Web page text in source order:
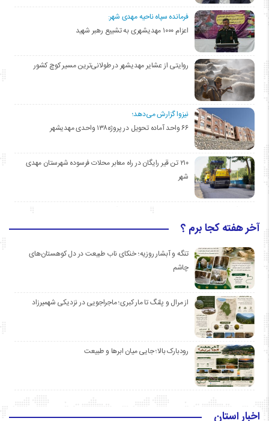
فرمانده سپاه ناحیه مهدی شهر:
اعزام ۱۰۰۰ مهدیشهری به تشییع رهبر شهید
روایتی از عشایر مهدیشهر در طولانی‌ترین مسیر کوچ کشور
نیزوا گزارش می‌دهد؛
۶۶ واحد آماده تحویل در پروژه۱۳۸ واحدی مهدیشهر
۲۱۰ تن قیر رایگان در راه معابر محلات فرسوده شهرستان مهدی
شهر
آخر هفته کجا برم ؟
تنگه و آبشار روزیه؛ خنکای ناب طبیعت در دل کوهستان‌های
چاشم
از مرال و پلنگ تا مار کبری؛ ماجراجویی در نزدیکی شهمیرزاد
رودبارک بالا؛ جایی میان ابرها و طبیعت
اخبار استان